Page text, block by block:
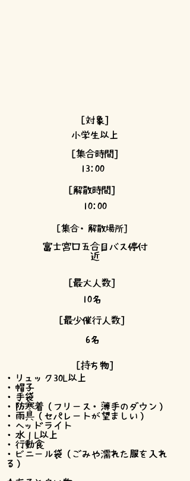
[対象]
小学生以上
[集合時間]
13:00
[解散時間]
10:00
[集合・解散場所]
富士宮口五合目バス停付
近
[最大人数]
10名
[最少催行人数]
6名
[持ち物]
・リュック30L以上
・帽子
・手袋
・防寒着（フリース・薄手のダウン）
・雨具（セパレートが望ましい）
・ヘッドライト
・水１L以上
・行動食
・ビニール袋（ごみや濡れた服を入れ
る）